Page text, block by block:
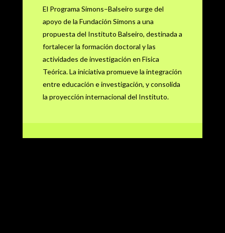
El Programa Simons–Balseiro surge del
apoyo de la Fundación Simons a una
propuesta del Instituto Balseiro, destinada a
fortalecer la formación doctoral y las
actividades de investigación en Física
Teórica. La iniciativa promueve la integración
entre educación e investigación, y consolida
la proyección internacional del Instituto.